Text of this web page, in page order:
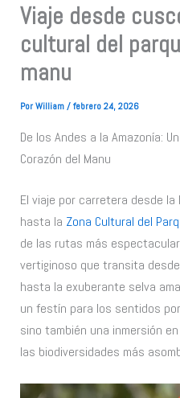
Viaje desde
cultural del
manu
PorWilliam/febrero 24, 2026
De los Andes a la Amazonía:
Corazón del Manu
El viaje por carretera desde
hasta la Zona Cultural del
de las rutas más
vertiginoso que transita
hasta la exuberante selva
un festín para los sentidos
sino también una inmersión
las biodiversidades más